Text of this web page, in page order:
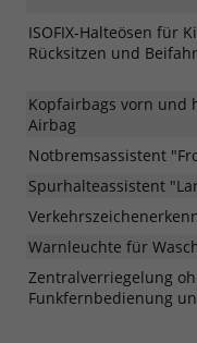
ISOFIX-Halteösen für
Rücksitzen und
Kopfairbags vorn und
Airbag
Notbremsassistent
Spurhalteassistent
Warnleuchte für
Zentralverriegelung
Funkfernbedienung